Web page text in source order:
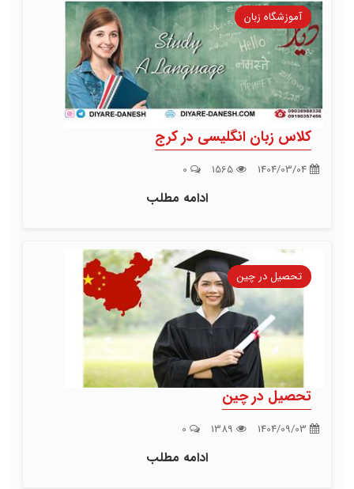
آموزشگاه زبان
کلاس زبان انگلیسی در کرج
ادامه مطلب
تحصیل در چین
تحصیل در چین
ادامه مطلب